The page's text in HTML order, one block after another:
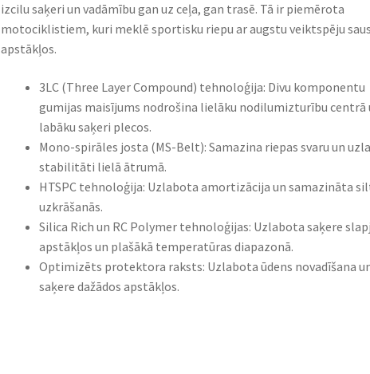
izcilu saķeri un vadāmību gan uz ceļa, gan trasē. Tā ir piemērota
motociklistiem, kuri meklē sportisku riepu ar augstu veiktspēju
apstākļos.​
3LC (Three Layer Compound) tehnoloģija: Divu komponentu
gumijas maisījums nodrošina lielāku nodilumizturību centrā
labāku saķeri plecos.​
Mono-spirāles josta (MS-Belt): Samazina riepas svaru un
stabilitāti lielā ātrumā.​
HTSPC tehnoloģija: Uzlabota amortizācija un samazināta
uzkrāšanās.​
Silica Rich un RC Polymer tehnoloģijas: Uzlabota saķere
apstākļos un plašākā temperatūras diapazonā.​
Optimizēts protektora raksts: Uzlabota ūdens novadīšana
saķere dažādos apstākļos.